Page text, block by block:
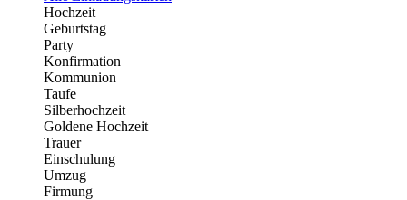
Hochzeit
Geburtstag
Party
Konfirmation
Kommunion
Taufe
Silberhochzeit
Goldene Hochzeit
Trauer
Einschulung
Umzug
Firmung